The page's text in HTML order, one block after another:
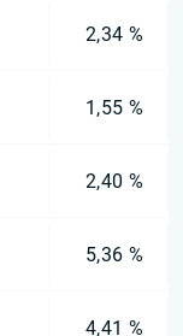
2,34 %
1,55 %
2,40 %
5,36 %
4,41 %